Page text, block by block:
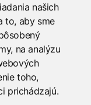
našich
to, aby sme
na analýzu
toho,
prichádzajú.